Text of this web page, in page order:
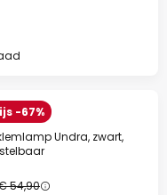
-67%
Undra, zwart,
54,90